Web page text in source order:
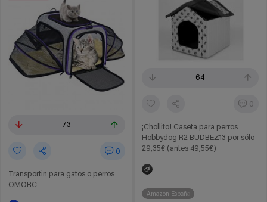
73
0
Transportin para gatos o perros
OMORC
64
0
¡Chollito! Caseta para perros
Hobbydog R2 BUDBEZ13 por sólo
29,35€ (antes 49,55€)
Amazon España